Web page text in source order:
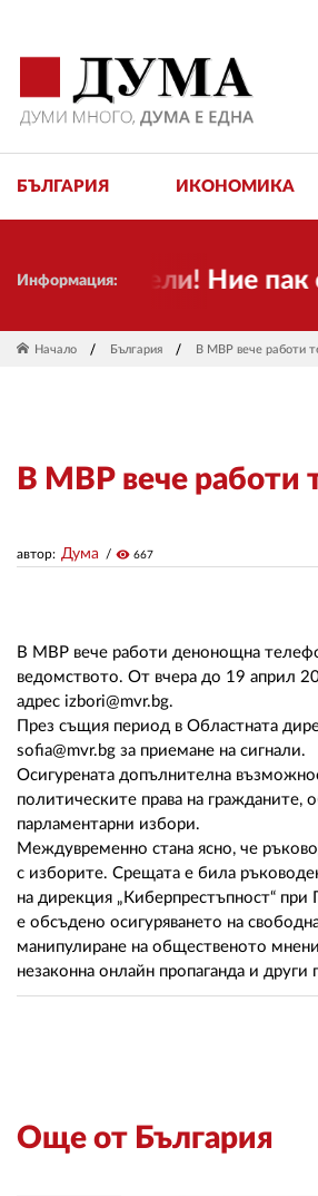
БЪЛГАРИЯ ИКОНОМИКА
Информация: Ние пак сме
Начало България В МВР вече работи
В МВР вече работи
автор: Дума visibility 667
В МВР вече работи денонощна
ведомството. От вчера до 19 април
адрес izbori@mvr.bg.
През същия период в Областната
sofia@mvr.bg за приемане на сигнали.
Осигурената допълнителна
политическите права на гражданите,
парламентарни избори.
Междувременно стана ясно, че
с изборите. Срещата е била
на дирекция „Киберпрестъпност“
е обсъдено осигуряването на
манипулиране на общественото
незаконна онлайн пропаганда и
Още от България